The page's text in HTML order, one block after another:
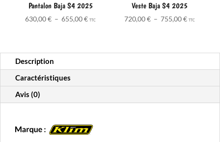
Pantalon Baja S4 2025
630,00€ – 655,00€Plage
655,00 €
TTC
Veste Baja S4 2025
720,00€ – 755,00€Plage
755,00 €
TTC
Description
Caractéristiques
Avis (0)